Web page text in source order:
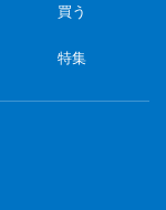
買う
特集